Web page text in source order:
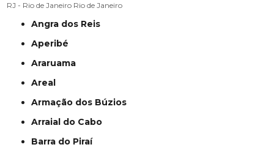
RJ - Rio de Janeiro Rio de Janeiro
Angra dos Reis
Aperibé
Araruama
Areal
Armação dos Búzios
Arraial do Cabo
Barra do Piraí